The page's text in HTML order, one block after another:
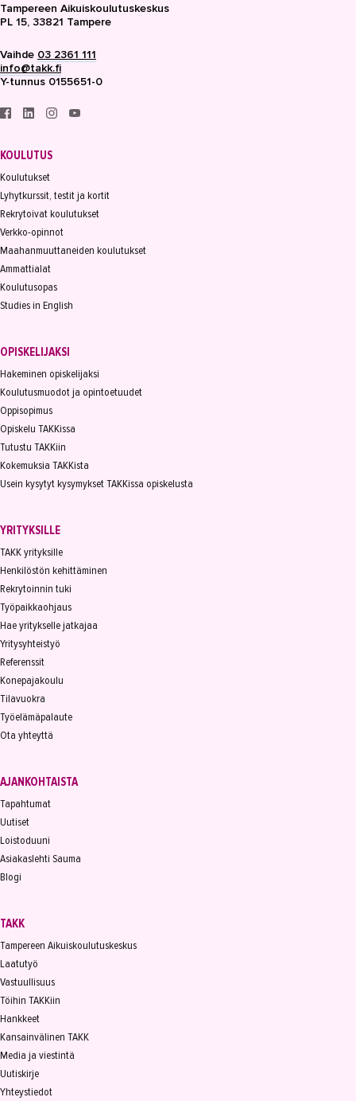
Tampereen Aikuiskoulutuskeskus
PL 15, 33821 Tampere
Vaihde 03 2361 111
info@takk.fi
Y-tunnus 0155651-0
KOULUTUS
Koulutukset
Lyhytkurssit, testit ja kortit
Rekrytoivat koulutukset
Verkko-opinnot
Maahanmuuttaneiden koulutukset
Ammattialat
Koulutusopas
Studies in English
OPISKELIJAKSI
Hakeminen opiskelijaksi
Koulutusmuodot ja opintoetuudet
Oppisopimus
Opiskelu TAKKissa
Tutustu TAKKiin
Kokemuksia TAKKista
Usein kysytyt kysymykset TAKKissa opiskelusta
YRITYKSILLE
TAKK yrityksille
Henkilöstön kehittäminen
Rekrytoinnin tuki
Työpaikkaohjaus
Hae yritykselle jatkajaa
Yritysyhteistyö
Referenssit
Konepajakoulu
Tilavuokra
Työelämäpalaute
Ota yhteyttä
AJANKOHTAISTA
Tapahtumat
Uutiset
Loistoduuni
Asiakaslehti Sauma
Blogi
TAKK
Tampereen Aikuiskoulutuskeskus
Laatutyö
Vastuullisuus
Töihin TAKKiin
Hankkeet
Kansainvälinen TAKK
Media ja viestintä
Uutiskirje
Yhteystiedot